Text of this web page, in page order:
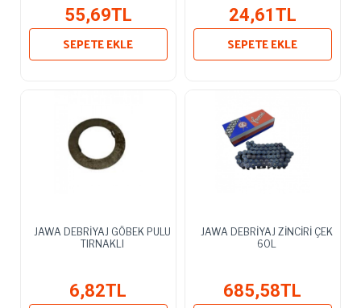
55,69TL
SEPETE EKLE
24,61TL
SEPETE EKLE
JAWA DEBRİYAJ GÖBEK PULU
TIRNAKLI
6,82TL
JAWA DEBRİYAJ ZİNCİRİ ÇEK
60L
685,58TL